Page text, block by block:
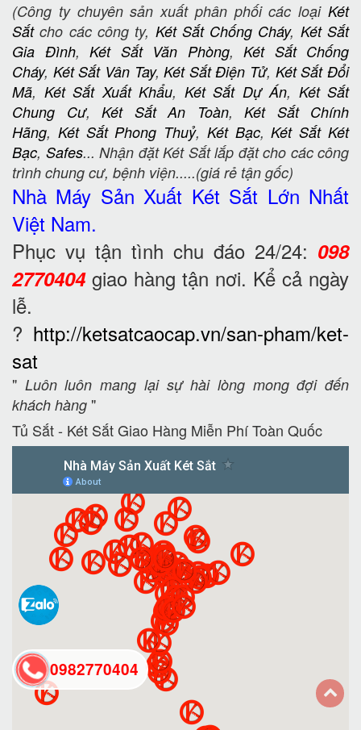
(Công ty chuyên sản xuất phân phối các loại Két
Sắtcho các công ty, Két Sắt Chống Cháy, Két Sắt
Gia Đình, Két Sắt Văn Phòng, Két Sắt Chống
Cháy, Két Sắt Vân Tay,Két Sắt Điện Tử, Két Sắt Đổi
Mã, Két Sắt Xuất Khẩu, Két Sắt Dự Án, Két Sắt
Chung Cư, Két Sắt An Toàn, Két Sắt Chính
Hãng, Két Sắt Phong Thuỷ, Két Bạc,Két Sắt Két
Bạc, Safes... Nhận đặt Két Sắt lắp đặt cho các công
trình chung cư, bệnh viện.....(giá rẻ tận gốc)
Nhà Máy Sản Xuất Két Sắt Lớn Nhất
Việt Nam.
Phục vụ tận tình chu đáo 24/24: 098
2770404giao hàng tận nơi. Kể cả ngày
lễ.
? http://ketsatcaocap.vn/san-pham/ket-
sat
" Luôn luôn mang lại sự hài lòng mong đợi đến
khách hàng "
Tủ Sắt - Két Sắt Giao Hàng Miễn Phí Toàn Quốc
0982770404